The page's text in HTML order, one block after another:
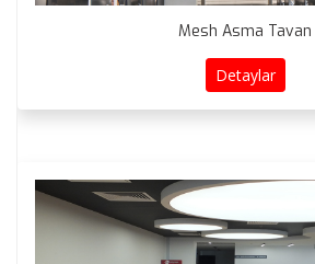
Mesh Asma Tavan
Detaylar